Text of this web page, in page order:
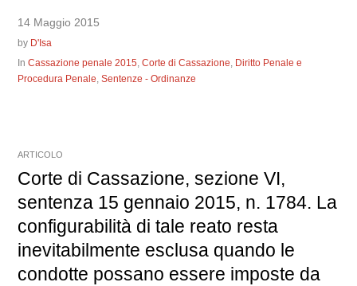
14 Maggio 2015
by D'Isa
InCassazione penale 2015 ,Corte di Cassazione Diritto Penale e
Procedura Penale ,Sentenze - Ordinanze
ARTICOLO
Corte di Cassazione, sezione VI,
sentenza 15 gennaio 2015, n. 1784. La
configurabilità di tale reato resta
inevitabilmente esclusa quando le
condotte possano essere imposte da